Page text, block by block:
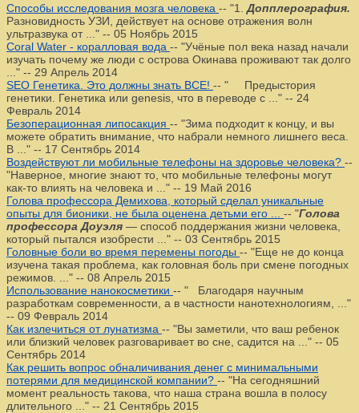
Способы исследования мозга человека -- "1. Допплерография.
Разновидность УЗИ, действует на основе отражения волн
ультразвука от ..." -- 05 Ноябрь 2015
Coral Water - коралловая вода -- "Учёные пол века назад начали
изучать почему же люди с острова Окинава проживают так долго
..." -- 29 Апрель 2014
SEO Генетика. Это должны знать ВСЕ! -- " Предыстория
генетики. Генетика или genesis, что в переводе с ..." -- 24
Февраль 2014
Безоперационная липосакция -- "Зима подходит к концу, и вы
можете обратить внимание, что набрали немного лишнего веса.
В ..." -- 17 Сентябрь 2014
Воздействуют ли мобильные телефоны на здоровье человека? --
"Наверное, многие знают то, что мобильные телефоны могут
как-то влиять на человека и ..." -- 19 Май 2016
Голова профессора Демихова, который сделал уникальные
опыты для бионики, не была оценена детьми его ... -- "Голова
профессора Доуэля — способ поддержания жизни человека,
который пытался изобрести ..." -- 03 Сентябрь 2015
Головные боли во время перемены погоды -- "Еще не до конца
изучена такая проблема, как головная боль при смене погодных
режимов. ..." -- 08 Апрель 2015
Использование нанокосметики -- " Благодаря научным
разработкам современности, а в частности нанотехнологиям, ..."
-- 09 Февраль 2014
Как излечиться от лунатизма -- "Вы заметили, что ваш ребенок
или близкий человек разговаривает во сне, садится на ..." -- 05
Сентябрь 2014
Как решить вопрос обналичивания денег с минимальными
потерями для медицинской компании? -- "На сегодняшний
момент реальность такова, что наша страна вошла в полосу
длительного ..." -- 21 Сентябрь 2015